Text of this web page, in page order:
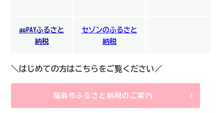
auPAYふるさと
納税
セゾンのふるさと
納税
＼はじめての方はこちらをご覧ください／
福島市ふるさと納税のご案内